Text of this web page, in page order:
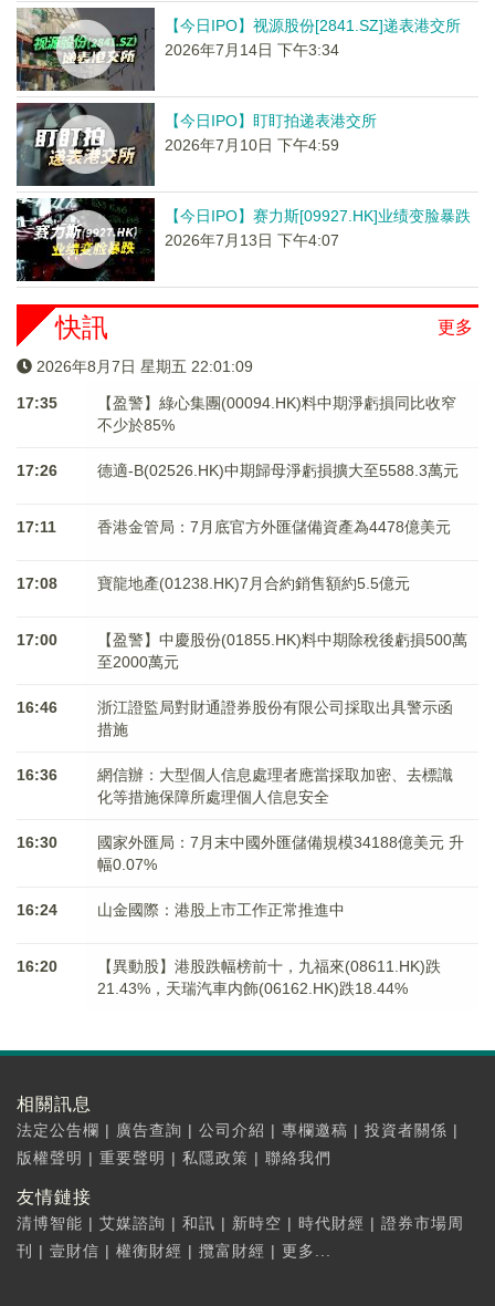
【今日IPO】视源股份[2841.SZ]递表港交所
2026年7月14日 下午3:34
【今日IPO】盯盯拍递表港交所
2026年7月10日 下午4:59
【今日IPO】赛力斯[09927.HK]业绩变脸暴跌
2026年7月13日 下午4:07
更多
快訊
2026年8月7日 星期五 22:01:09
17:35
【盈警】綠心集團(00094.HK)料中期淨虧損同比收窄
不少於85%
17:26 德適-B(02526.HK)中期歸母淨虧損擴大至5588.3萬元
17:11 香港金管局：7月底官方外匯儲備資產為4478億美元
17:08 寶龍地產(01238.HK)7月合約銷售額約5.5億元
17:00
【盈警】中慶股份(01855.HK)料中期除稅後虧損500萬
至2000萬元
16:46
浙江證監局對財通證券股份有限公司採取出具警示函
措施
16:36
網信辦：大型個人信息處理者應當採取加密、去標識
化等措施保障所處理個人信息安全
16:30
國家外匯局：7月末中國外匯儲備規模34188億美元 升
幅0.07%
16:24 山金國際：港股上市工作正常推進中
16:20
【異動股】港股跌幅榜前十，九福來(08611.HK)跌
21.43%，天瑞汽車内飾(06162.HK)跌18.44%
相關訊息
法定公告欄 | 廣告查詢 | 公司介紹 | 專欄邀稿 | 投資者關係 |
版權聲明 | 重要聲明 | 私隱政策 | 聯絡我們
友情鏈接
清博智能 | 艾媒諮詢 | 和訊 | 新時空 | 時代財經 | 證券市場周
刊
| 壹財信 | 權衡財經 | 攬富財經 | 更多...